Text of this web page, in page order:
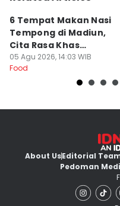
6 Tempat Makan Nasi
Tempong di Madiun,
Cita Rasa Khas
Banyuwangi
05 Agu 2026, 14:03 WIB
Food
About UsEditorial
Pedoman